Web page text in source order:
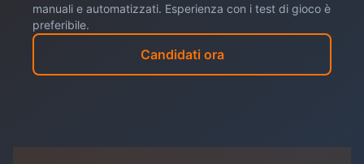
manuali e automatizzati. Esperienza con i test di gioco è
preferibile.
Candidati ora